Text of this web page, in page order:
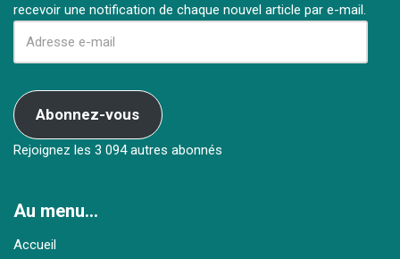
recevoir une notification de chaque nouvel article par e-mail.
Abonnez-vous
Rejoignez les 3 094 autres abonnés
Au menu…
Accueil